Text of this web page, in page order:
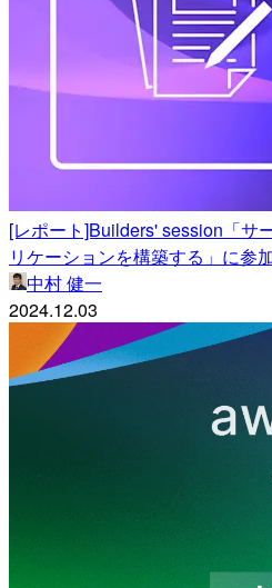
[レポート]Builders' session「サ
リケーションを構築する」に参
中村 健一
2024.12.03